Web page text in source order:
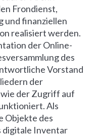
Frondienst,
und finanziellen
realisiert werden.
der Online-
des
Vorstand
der
der Zugriff auf
Als
Objekte des
digitale Inventar